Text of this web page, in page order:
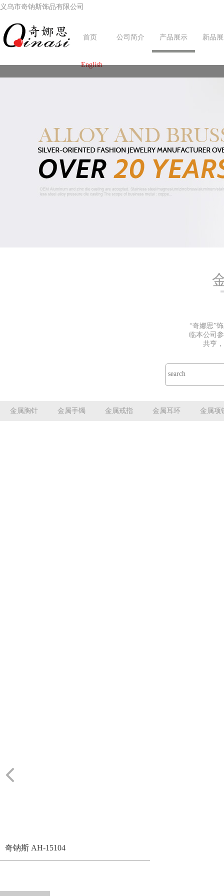
义乌市奇钠斯饰品有限公司
首页 公司简介 产品展示 新品
English
“奇娜思”
临本公司
共亨
金属胸针 金属手镯 金属戒指 金属耳环 金属项
奇钠斯 AH-15104